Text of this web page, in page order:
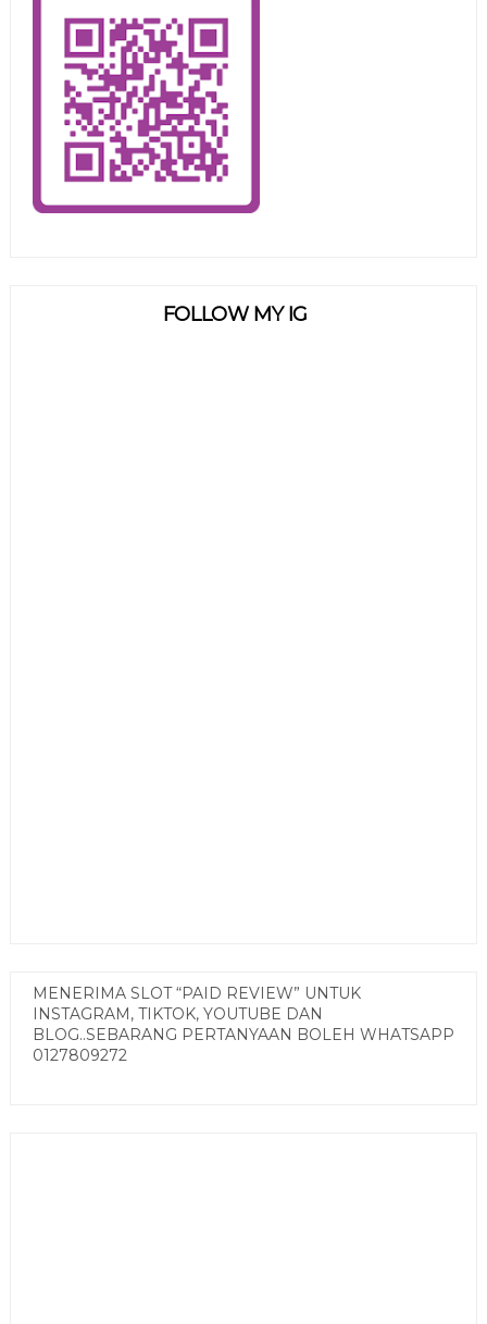
FOLLOW MY IG
MENERIMA SLOT “PAID REVIEW” UNTUK
INSTAGRAM, TIKTOK, YOUTUBE DAN
BLOG..SEBARANG PERTANYAAN BOLEH WHATSAPP
0127809272